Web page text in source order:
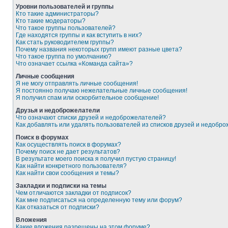
Уровни пользователей и группы
Кто такие администраторы?
Кто такие модераторы?
Что такое группы пользователей?
Где находятся группы и как вступить в них?
Как стать руководителем группы?
Почему названия некоторых групп имеют разные цвета?
Что такое группа по умолчанию?
Что означает ссылка «Команда сайта»?
Личные сообщения
Я не могу отправлять личные сообщения!
Я постоянно получаю нежелательные личные сообщения!
Я получил спам или оскорбительное сообщение!
Друзья и недоброжелатели
Что означают списки друзей и недоброжелателей?
Как добавлять или удалять пользователей из списков друзей и
Поиск в форумах
Как осуществлять поиск в форумах?
Почему поиск не дает результатов?
В результате моего поиска я получил пустую страницу!
Как найти конкретного пользователя?
Как найти свои сообщения и темы?
Закладки и подписки на темы
Чем отличаются закладки от подписок?
Как мне подписаться на определенную тему или форум?
Как отказаться от подписки?
Вложения